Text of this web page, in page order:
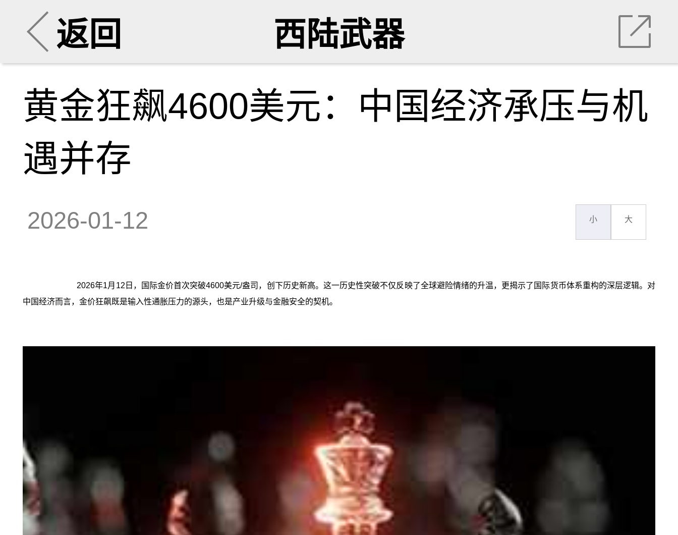
返回 西陆武器
黄金狂飙4600美元：中国经济承压与机
遇并存
2026-01-12 小 大
2026年1月12日，国际金价首次突破4600美元/盎司，创下历史新高。这一历史性突破不仅反映了全球避险情绪的升温，更揭示了国际货币体系重构的深层逻辑。对
中国经济而言，金价狂飙既是输入性通胀压力的源头，也是产业升级与金融安全的契机。